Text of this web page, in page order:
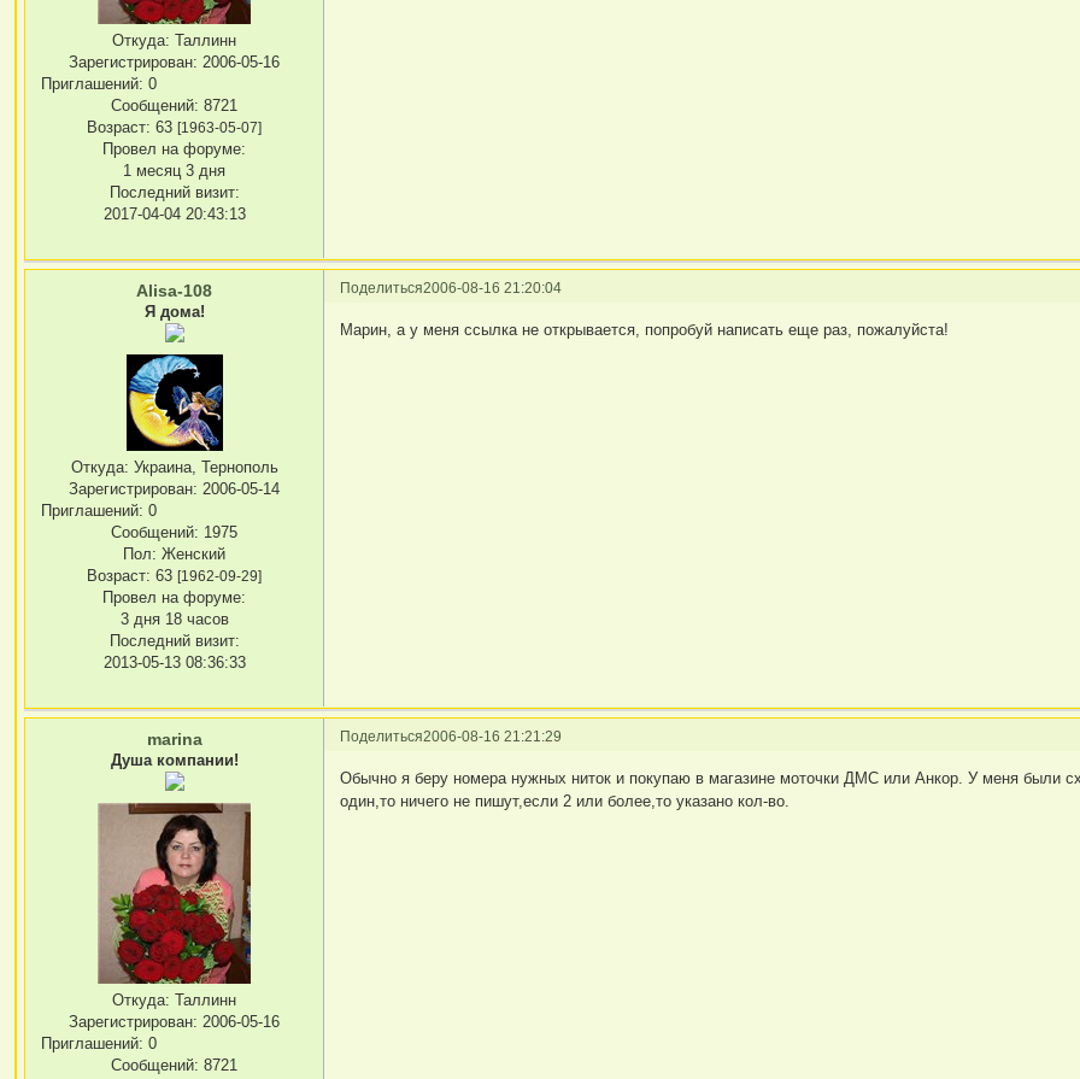
Откуда: Таллинн
Зарегистрирован: 2006-05-16
Приглашений: 0
Сообщений: 8721
Возраст: 63[1963-05-07]
Провел на форуме:
1 месяц 3 дня
Последний визит:
2017-04-04 20:43:13
Поделиться2006-08-16 21:20:04
Alisa-108
Я дома!
Откуда: Украина, Тернополь
Зарегистрирован: 2006-05-14
Приглашений: 0
Сообщений: 1975
Пол: Женский
Возраст: 63[1962-09-29]
Провел на форуме:
3 дня 18 часов
Последний визит:
2013-05-13 08:36:33
Марин, а у меня ссылка не открывается, попробуй написать еще раз, пожалуйста!
Поделиться2006-08-16 21:21:29
marina
Душа компании!
Откуда: Таллинн
Зарегистрирован: 2006-05-16
Приглашений: 0
Сообщений: 8721
Обычно я беру номера нужных ниток и покупаю в магазине моточки ДМС или Анкор. У меня были
один,то ничего не пишут,если 2 или более,то указано кол-во.